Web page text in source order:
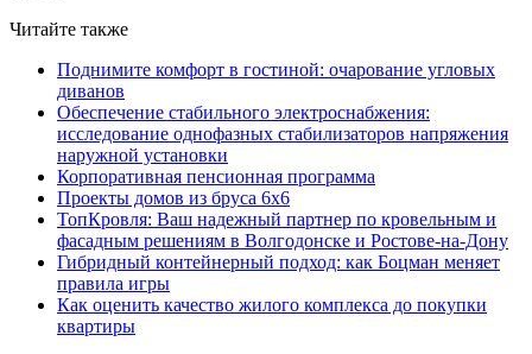
Читайте также
Поднимите комфорт в гостиной: очарование угловых
диванов
Обеспечение стабильного электроснабжения:
исследование однофазных стабилизаторов напряжения
наружной установки
Корпоративная пенсионная программа
Проекты домов из бруса 6х6
ТопКровля: Ваш надежный партнер по кровельным и
фасадным решениям в Волгодонске и Ростове-на-Дону
Гибридный контейнерный подход: как Боцман меняет
правила игры
Как оценить качество жилого комплекса до покупки
квартиры